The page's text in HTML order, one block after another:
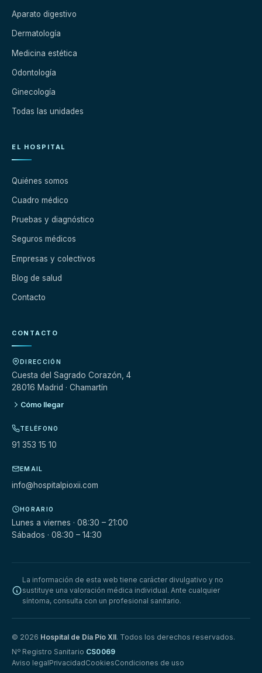
Aparato digestivo
Dermatología
Medicina estética
Odontología
Ginecología
Todas las unidades
EL HOSPITAL
Quiénes somos
Cuadro médico
Pruebas y diagnóstico
Seguros médicos
Empresas y colectivos
Blog de salud
Contacto
CONTACTO
DIRECCIÓN
Cuesta del Sagrado Corazón, 4
28016 Madrid · Chamartín
Cómo llegar
TELÉFONO
91 353 15 10
EMAIL
info@hospitalpioxii.com
HORARIO
Lunes a viernes · 08:30 – 21:00
Sábados · 08:30 – 14:30
La información de esta web tiene carácter divulgativo y no
sustituye una valoración médica individual. Ante cualquier
síntoma, consulta con un profesional sanitario.
© 2026 Hospital de Día Pío XII. Todos los derechos reservados.
Nº Registro Sanitario CS0069
Aviso legalPrivacidadCookiesCondiciones de uso